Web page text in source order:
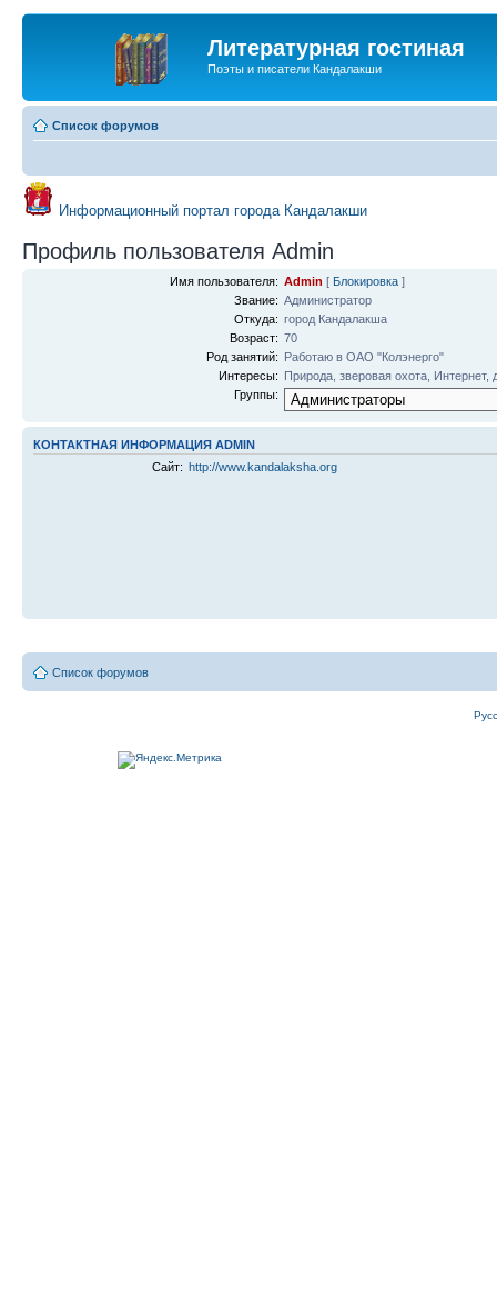
Литературная гостиная
Поэты и писатели Кандалакши
Список форумов
Информационный портал города Кандалакши
Профиль пользователя Admin
Имя пользователя: Admin [ Блокировка]
Звание: Администратор
Откуда: город Кандалакша
Возраст: 70
Род занятий: Работаю в ОАО "Колэнерго"
Интересы: Природа, зверовая охота, Интернет,
Группы:
КОНТАКТНАЯ ИНФОРМАЦИЯ ADMIN
Сайт: http://www.kandalaksha.org
Список форумов